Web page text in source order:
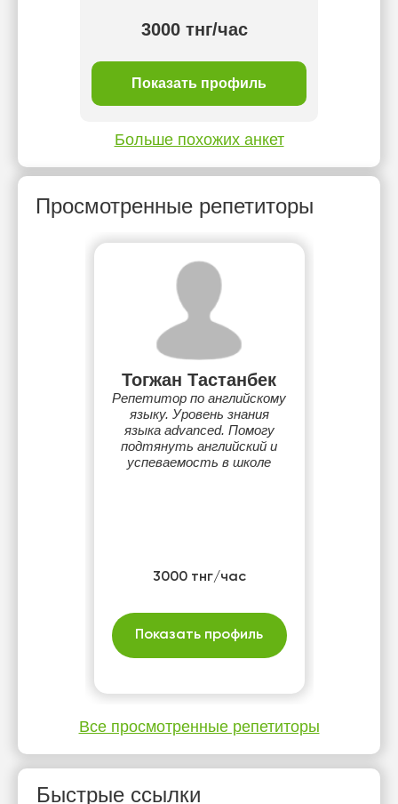
3000 тнг/час
Показать профиль
Больше похожих анкет
Просмотренные репетиторы
Тогжан Тастанбек
Репетитор по английскому
языку. Уровень знания
языка advanced. Помогу
подтянуть английский и
успеваемость в школе
3000 тнг/час
Показать профиль
Все просмотренные репетиторы
Быстрые ссылки